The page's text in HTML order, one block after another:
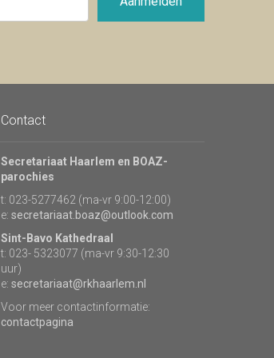
Contact
Secretariaat Haarlem en BOAZ-
parochies
t: 023-5277462 (ma-vr 9:00-12:00)
e: secretariaat.boaz@outlook.com
Sint-Bavo Kathedraal
t: 023- 5323077 (ma-vr 9:30-12:30
uur)
e: secretariaat@rkhaarlem.nl
Voor meer contactinformatie:
contactpagina